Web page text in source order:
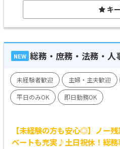
キ
NEW 総務・庶務・法務・人
未経験者歓迎 主婦・主夫歓迎
平日のみOK
即日勤務OK
【未経験の方も安心◎】ノー
ベートも充実♪土日祝休！総